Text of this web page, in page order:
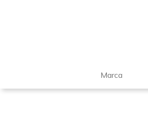
Marca